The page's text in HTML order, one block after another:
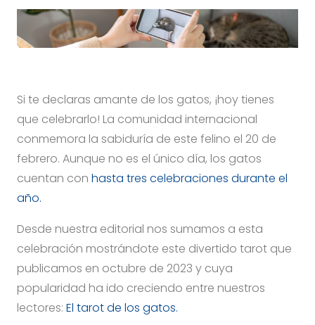
Si te declaras amante de los gatos, ¡hoy tienes
que celebrarlo! La comunidad internacional
conmemora la sabiduría de este felino el 20 de
febrero. Aunque no es el único día, los gatos
cuentan con hasta tres celebraciones durante el
año.
Desde nuestra editorial nos sumamos a esta
celebración mostrándote este divertido tarot que
publicamos en octubre de 2023 y cuya
popularidad ha ido creciendo entre nuestros
lectores: El tarot de los gatos.